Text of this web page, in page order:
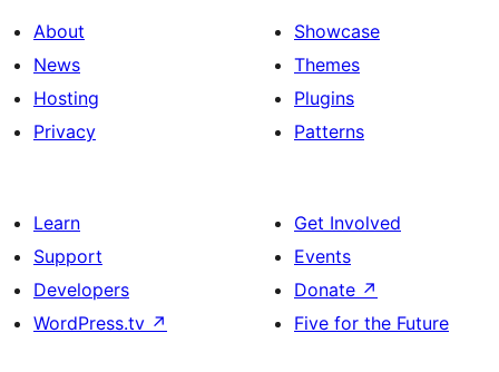
About
News
Hosting
Privacy
Showcase
Themes
Plugins
Patterns
Learn
Support
Developers
WordPress.tv ↗
Get Involved
Events
Donate ↗
Five for the Future